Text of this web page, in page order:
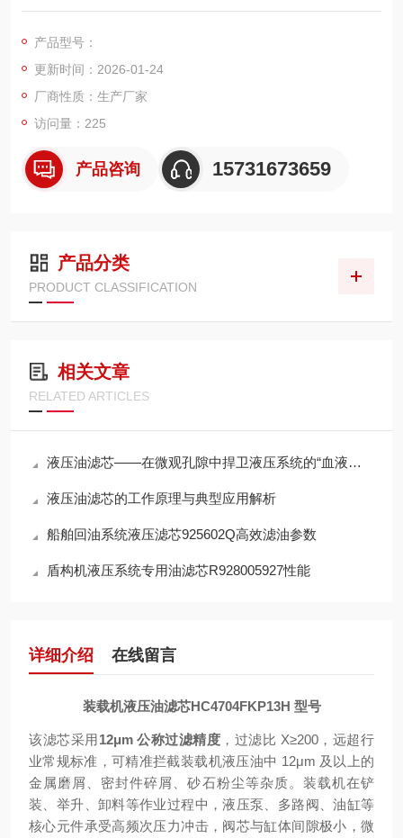
载机频繁启停、重载作业的高压工况，可高效拦截液压油中金属
维持系统清洁度与运行稳定性，适配重载、连续作业的严苛场
景。
产品型号：
更新时间：2026-01-24
厂商性质：生产厂家
访问量：225
产品咨询 15731673659
产品分类
PRODUCT CLASSIFICATION
相关文章
RELATED ARTICLES
液压油滤芯——在微观孔隙中捍卫液压系统的“血液纯净”
液压油滤芯的工作原理与典型应用解析
船舶回油系统液压滤芯925602Q高效滤油参数
盾构机液压系统专用油滤芯R928005927性能
详细介绍 在线留言
装载机液压油滤芯HC4704FKP13H 型号
该滤芯采用 12μm 公称过滤精度 ，过滤比 X≥200，远超行
业常规标准，可精准拦截装载机液压油中 12μm 及以上的
金属磨屑、密封件碎屑、砂石粉尘等杂质。装载机在铲
装、举升、卸料等作业过程中，液压泵、多路阀、油缸等
核心元件承受高频次压力冲击，阀芯与缸体间隙极小，微